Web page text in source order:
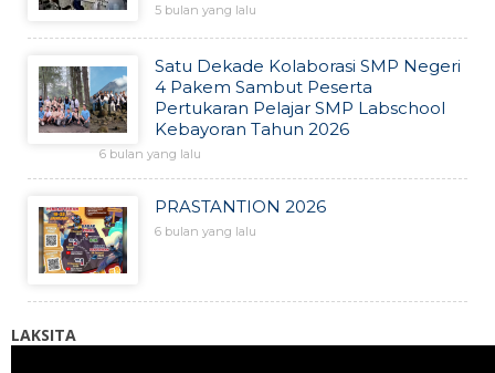
5 bulan yang lalu
Satu Dekade Kolaborasi SMP Negeri
4 Pakem Sambut Peserta
Pertukaran Pelajar SMP Labschool
Kebayoran Tahun 2026
6 bulan yang lalu
PRASTANTION 2026
6 bulan yang lalu
LAKSITA